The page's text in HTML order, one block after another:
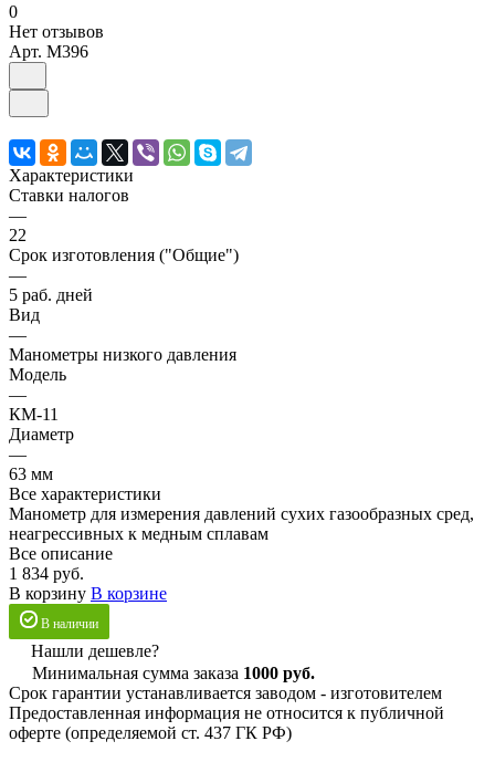
0
Нет отзывов
Арт. M396
Характеристики
Ставки налогов
—
22
Срок изготовления ("Общие")
—
5 раб. дней
Вид
—
Манометры низкого давления
Модель
—
КМ-11
Диаметр
—
63 мм
Все характеристики
Манометр для измерения давлений сухих газообразных сред,
неагрессивных к медным сплавам
Все описание
1 834 руб.
В корзину В корзине
В наличии
Нашли дешевле?
Минимальная сумма заказа 1000 руб.
Срок гарантии устанавливается заводом - изготовителем
Предоставленная информация не относится к публичной
оферте (определяемой ст. 437 ГК РФ)